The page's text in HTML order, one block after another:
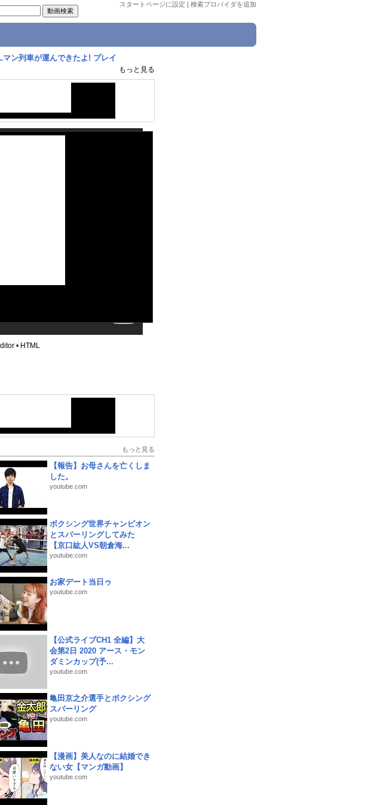
スタートページに設定 | 検索プロバイダを追加
ン列車が運んできたよ! プレイ
もっと見る
• HTML
もっと見る
【報告】お母さんを亡くしま
した。
youtube.com
ボクシング世界チャンピオン
とスパーリングしてみた
【京口紘人VS朝倉海...
youtube.com
お家デート当日ゥ
youtube.com
【公式ライブCH1 全編】大
会第2日 2020 アース・モン
ダミンカップ(予...
youtube.com
亀田京之介選手とボクシング
スパーリング
youtube.com
【漫画】美人なのに結婚でき
ない女【マンガ動画】
youtube.com